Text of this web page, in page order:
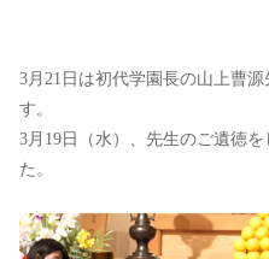
3月21日は初代学園長の山上曹
す。
3月19日（水）、先生のご遺徳
た。